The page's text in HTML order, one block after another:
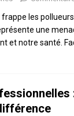
les
une
et notre santé.